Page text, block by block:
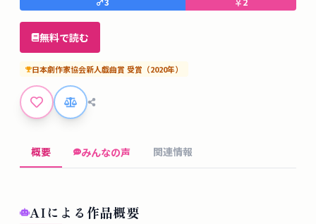
掲
示
板
ツ
ー
ブ
グ
無料で読む
日本劇作家協会新人戯曲賞 受賞 （2020年）
概要 みんなの声 関連情報
AIによる作品概要